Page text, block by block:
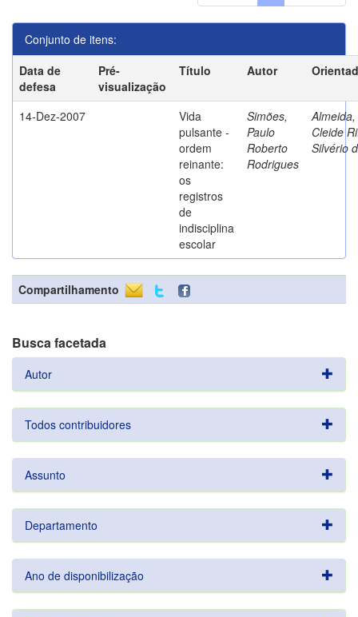
Conjunto de itens:
Data de
defesa
Pré-
visualização
Título Autor
14-Dez-2007
Vida
pulsante -
ordem
reinante:
os
registros
de
indisciplina
escolar
Simões,
Paulo
Roberto
Rodrigues
Almeida,
Cleide
Silvério
Compartilhamento
Busca facetada
Autor
Todos contribuidores
Assunto
Departamento
Ano de disponibilização